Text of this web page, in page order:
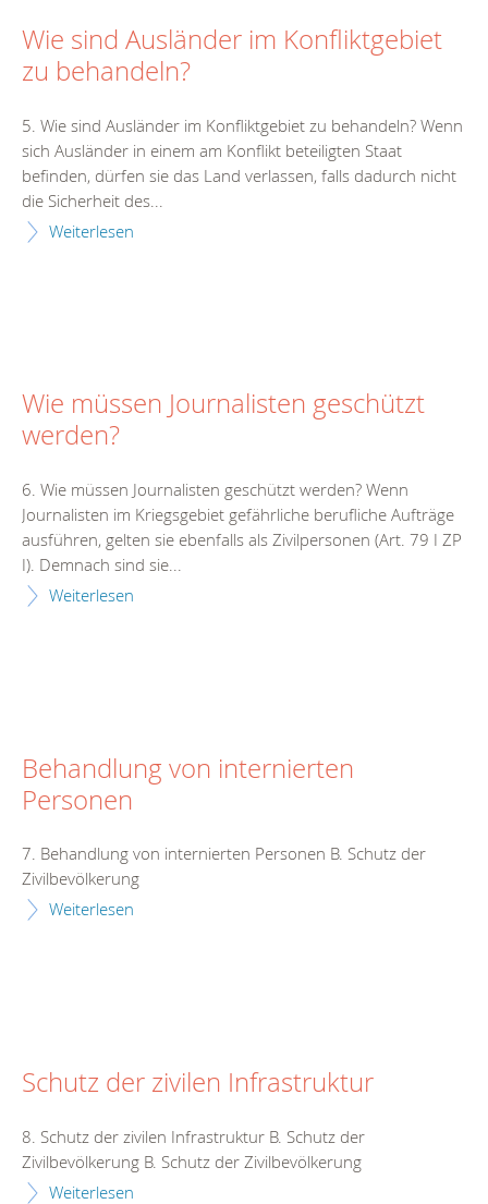
Wie sind Ausländer im Konfliktgebiet
zu behandeln?
5. Wie sind Ausländer im Konfliktgebiet zu behandeln? Wenn
sich Ausländer in einem am Konflikt beteiligten Staat
befinden, dürfen sie das Land verlassen, falls dadurch nicht
die Sicherheit des...
Weiterlesen
Wie müssen Journalisten geschützt
werden?
6. Wie müssen Journalisten geschützt werden? Wenn
Journalisten im Kriegsgebiet gefährliche berufliche Aufträge
ausführen, gelten sie ebenfalls als Zivilpersonen (Art. 79 I ZP
I). Demnach sind sie...
Weiterlesen
Behandlung von internierten
Personen
7. Behandlung von internierten Personen B. Schutz der
Zivilbevölkerung
Weiterlesen
Schutz der zivilen Infrastruktur
8. Schutz der zivilen Infrastruktur B. Schutz der
Zivilbevölkerung B. Schutz der Zivilbevölkerung
Weiterlesen